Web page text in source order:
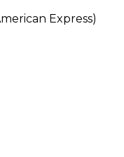
Express)